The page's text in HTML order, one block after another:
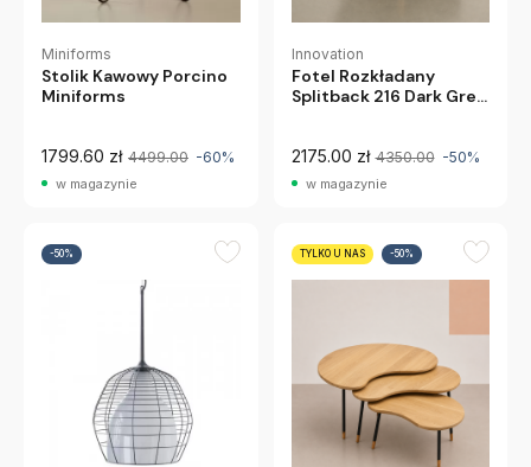
Miniforms
Stolik Kawowy Porcino
Miniforms
1799.60 zł 4499.00 -60%
w magazynie
Innovation
Fotel Rozkładany
Splitback 216 Dark Grey
2175.00 zł 4350.00 -50%
w magazynie
-50% TYLKO U NAS -50%